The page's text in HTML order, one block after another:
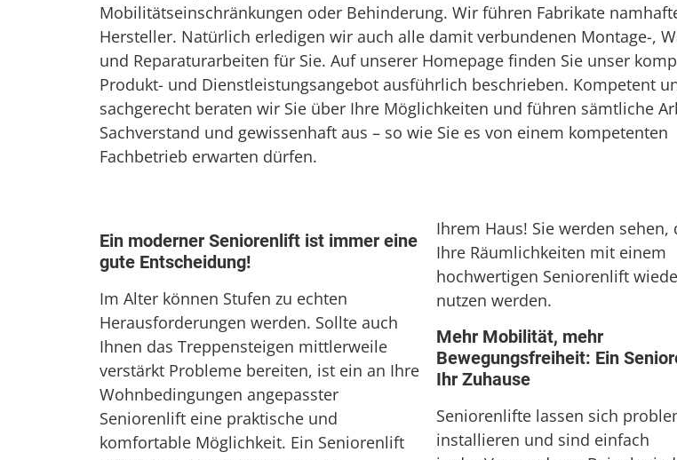
Mobilitätseinschränkungen oder Behinderung. Wir führen Fabrikate
Hersteller. Natürlich erledigen wir auch alle damit verbundenen Montage-,
und Reparaturarbeiten für Sie. Auf unserer Homepage finden Sie unser
Produkt- und Dienstleistungsangebot ausführlich beschrieben. Kompetent
sachgerecht beraten wir Sie über Ihre Möglichkeiten und führen sämtliche
Sachverstand und gewissenhaft aus – so wie Sie es von einem kompetenten
Fachbetrieb erwarten dürfen.
Ein moderner Seniorenlift ist immer eine
gute Entscheidung!
Im Alter können Stufen zu echten
Herausforderungen werden. Sollte auch
Ihnen das Treppensteigen mittlerweile
verstärkt Probleme bereiten, ist ein an Ihre
Wohnbedingungen angepasster
Seniorenlift eine praktische und
komfortable Möglichkeit. Ein Seniorenlift
Ihrem Haus! Sie werden sehen,
Ihre Räumlichkeiten mit einem
hochwertigen Seniorenlift
nutzen werden.
Mehr Mobilität, mehr
Bewegungsfreiheit: Ein
Ihr Zuhause
Seniorenlifte lassen sich
installieren und sind einfach